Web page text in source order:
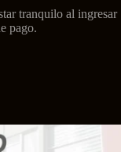
tranquilo al ingresar
pago.